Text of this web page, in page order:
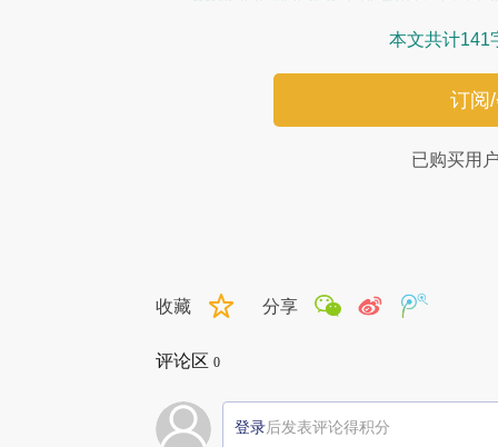
QS毕业生就业竞争力排名出炉 中国大
本文共计141
订阅
已购买用
收藏 分享
评论区 0
登录后发表评论得积分